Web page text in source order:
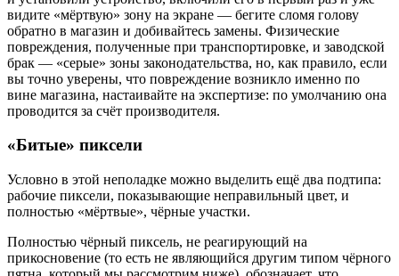
видите «мёртвую» зону на экране — бегите сломя голову
обратно в магазин и добивайтесь замены. Физические
повреждения, полученные при транспортировке, и заводской
брак — «серые» зоны законодательства, но, как правило, если
вы точно уверены, что повреждение возникло именно по
вине магазина, настаивайте на экспертизе: по умолчанию она
проводится за счёт производителя.
«Битые» пиксели
Условно в этой неполадке можно выделить ещё два подтипа:
рабочие пиксели, показывающие неправильный цвет, и
полностью «мёртвые», чёрные участки.
Полностью чёрный пиксель, не реагирующий на
прикосновение (то есть не являющийся другим типом чёрного